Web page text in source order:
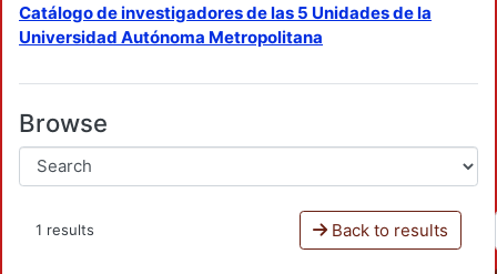
Catálogo de investigadores de las 5 Unidades de la
Universidad Autónoma Metropolitana
Browse
1 results Back to results